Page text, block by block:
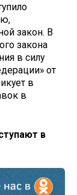
закон. В
закона
в силу
от
в
в
в